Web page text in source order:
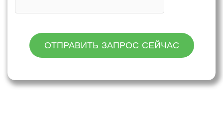
ОТПРАВИТЬ ЗАПРОС СЕЙЧАС